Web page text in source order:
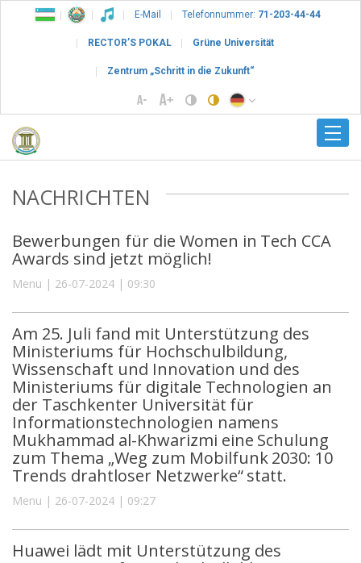
E-Mail Telefonnummer: 71-203-44-44
RECTOR’S POKAL Grüne Universität
Zentrum „Schritt in die Zukunft“
NACHRICHTEN
Bewerbungen für die Women in Tech CCA
Awards sind jetzt möglich!
Menu | 26-07-2024 | 09:30
Am 25. Juli fand mit Unterstützung des
Ministeriums für Hochschulbildung,
Wissenschaft und Innovation und des
Ministeriums für digitale Technologien an
der Taschkenter Universität für
Informationstechnologien namens
Mukhammad al-Khwarizmi eine Schulung
zum Thema „Weg zum Mobilfunk 2030: 10
Trends drahtloser Netzwerke“ statt.
Menu | 26-07-2024 | 09:27
Huawei lädt mit Unterstützung des